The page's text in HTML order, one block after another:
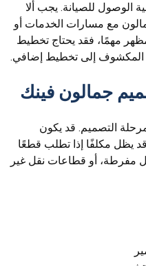
الوصول للصيانة. يجب ألا
مع مسارات الخدمات أو
مهمًا، فقد يحتاج تخطيط
المكشوف إلى تخطيط إضافي.
جمالون فينك
التصميم. قد يكون
قد يظل مكلفًا إذا تطلب قطعًا
مفرطة، أو قطاعات نقل غير